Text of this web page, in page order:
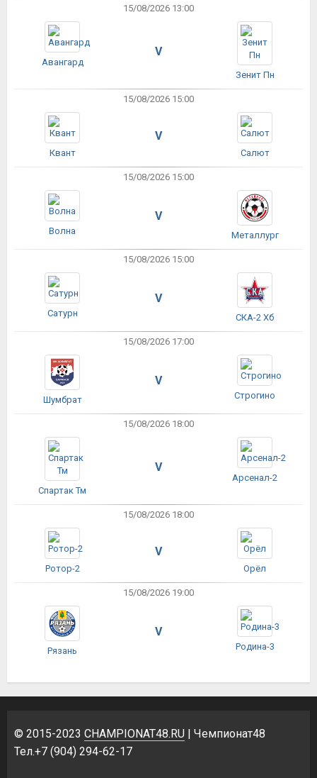
15/08/2026 13:00
Авангард
V
Зенит Пн
15/08/2026 15:00
Квант
V
Салют
15/08/2026 15:00
Волна
V
Металлург
15/08/2026 15:00
Сатурн
V
СКА-2 Хб
15/08/2026 17:00
Шумбрат
V
Строгино
15/08/2026 18:00
Спартак Тм
V
Арсенал-2
15/08/2026 18:00
Ротор-2
V
Орёл
15/08/2026 19:00
Рязань
V
Родина-3
© 2015-2023 CHAMPIONAT48.RU | Чемпионат48
Тел.+7 (904) 294-62-17